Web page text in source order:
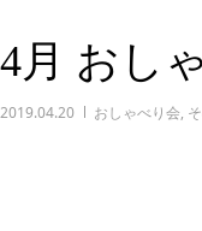
4月 おし
2019.04.20 おしゃべり会,